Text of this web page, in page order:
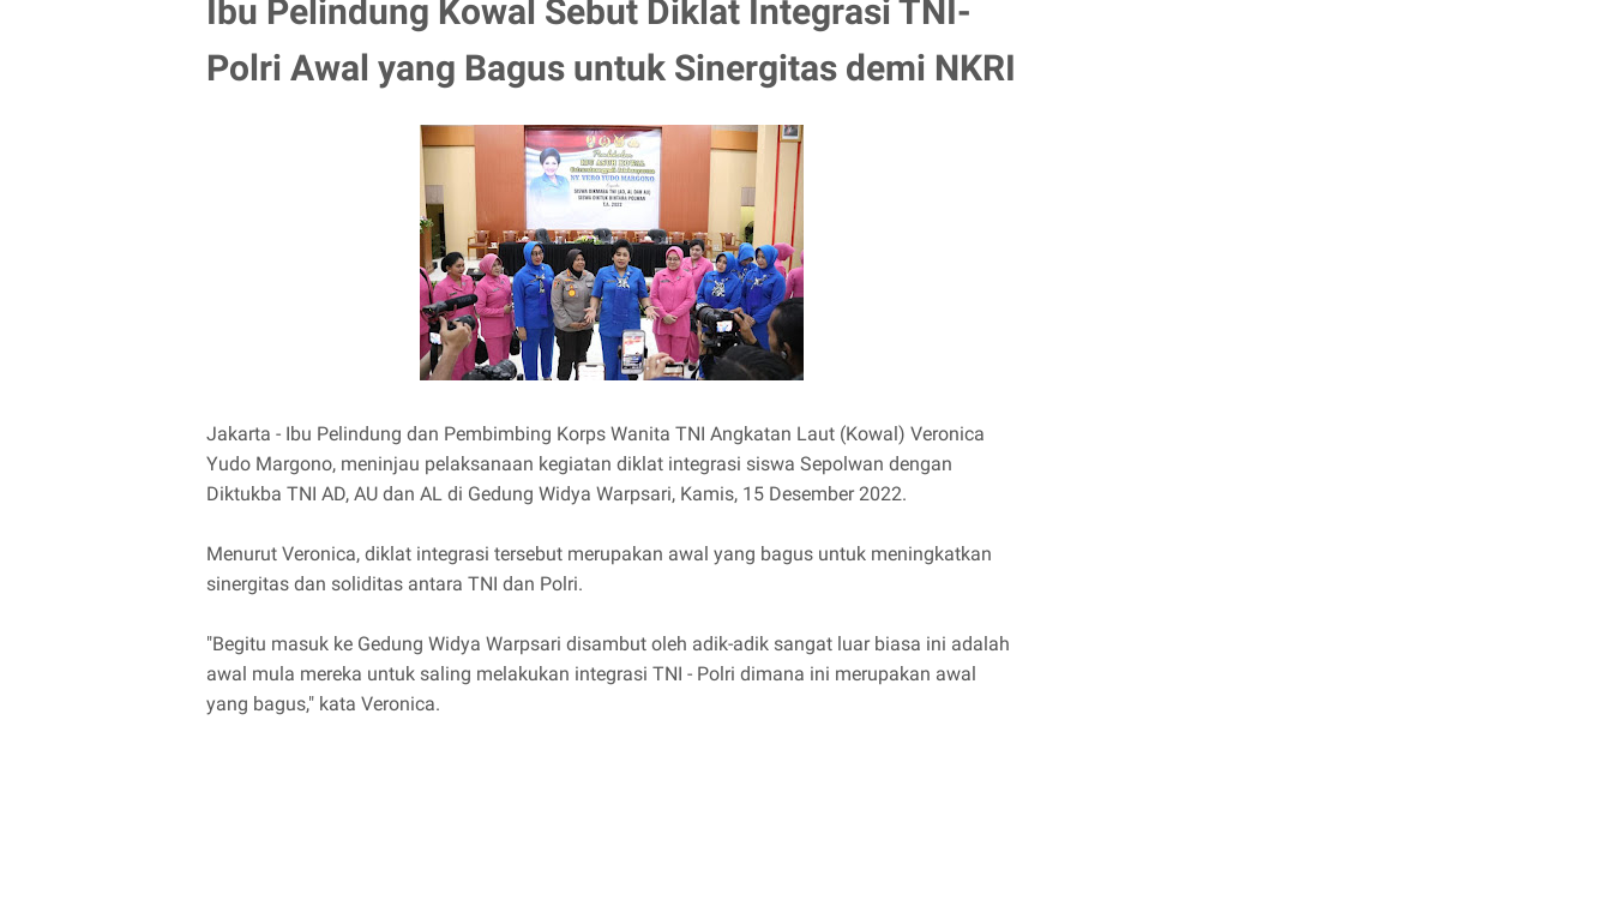
Ibu Pelindung Kowal Sebut Diklat Integrasi TNI-
Polri Awal yang Bagus untuk Sinergitas demi NKRI
Jakarta - Ibu Pelindung dan Pembimbing Korps Wanita TNI Angkatan Laut (Kowal) Veronica
Yudo Margono, meninjau pelaksanaan kegiatan diklat integrasi siswa Sepolwan dengan
Diktukba TNI AD, AU dan AL di Gedung Widya Warpsari, Kamis, 15 Desember 2022.
Menurut Veronica, diklat integrasi tersebut merupakan awal yang bagus untuk meningkatkan
sinergitas dan soliditas antara TNI dan Polri.
"Begitu masuk ke Gedung Widya Warpsari disambut oleh adik-adik sangat luar biasa ini adalah
awal mula mereka untuk saling melakukan integrasi TNI - Polri dimana ini merupakan awal
yang bagus," kata Veronica.